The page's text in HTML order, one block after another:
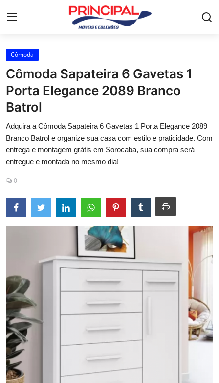
Home
Mesa de jantar
Guarda-roupa
Móveis para Sala de Estar
Colchão
Camas
Cômoda
Cômoda Sapateira 6 Gavetas 1
Porta Elegance 2089 Branco
Batrol
Adquira a Cômoda Sapateira 6 Gavetas 1 Porta Elegance 2089
Branco Batrol e organize sua casa com estilo e praticidade. Com
entrega e montagem grátis em Sorocaba, sua compra será
entregue e montada no mesmo dia!
0